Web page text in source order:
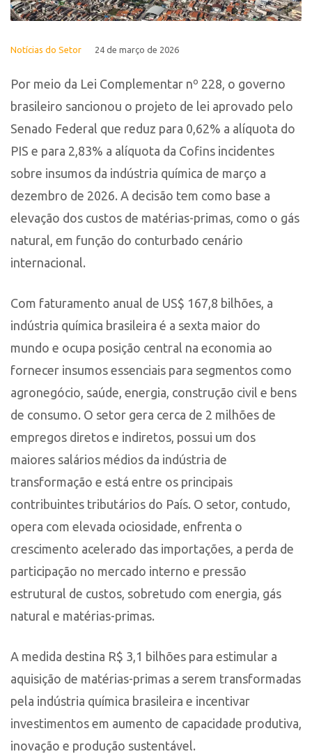
Notícias do Setor 24 de março de 2026
Por meio da Lei Complementar nº 228, o governo
brasileiro sancionou o projeto de lei aprovado pelo
Senado Federal que reduz para 0,62% a alíquota do
PIS e para 2,83% a alíquota da Cofins incidentes
sobre insumos da indústria química de março a
dezembro de 2026. A decisão tem como base a
elevação dos custos de matérias-primas, como o gás
natural, em função do conturbado cenário
internacional.
Com faturamento anual de US$ 167,8 bilhões, a
indústria química brasileira é a sexta maior do
mundo e ocupa posição central na economia ao
fornecer insumos essenciais para segmentos como
agronegócio, saúde, energia, construção civil e bens
de consumo. O setor gera cerca de 2 milhões de
empregos diretos e indiretos, possui um dos
maiores salários médios da indústria de
transformação e está entre os principais
contribuintes tributários do País. O setor, contudo,
opera com elevada ociosidade, enfrenta o
crescimento acelerado das importações, a perda de
participação no mercado interno e pressão
estrutural de custos, sobretudo com energia, gás
natural e matérias-primas.
A medida destina R$ 3,1 bilhões para estimular a
aquisição de matérias-primas a serem transformadas
pela indústria química brasileira e incentivar
investimentos em aumento de capacidade produtiva,
inovação e produção sustentável.